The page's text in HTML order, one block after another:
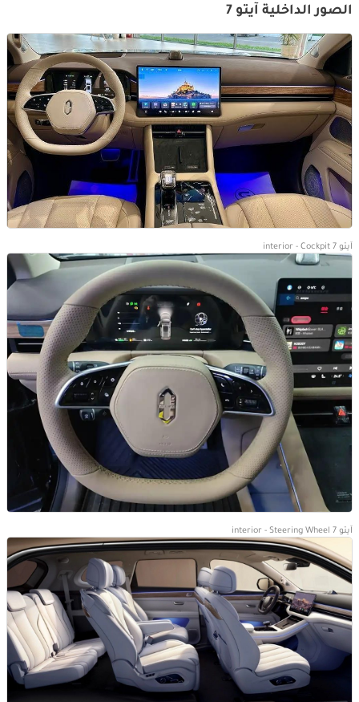
الصور الداخلية آيتو 7
آيتو 7 interior - Cockpit
آيتو 7 interior - Steering Wheel